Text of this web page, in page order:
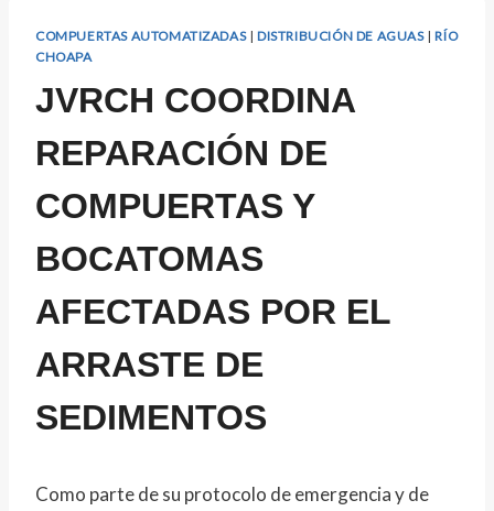
COMPUERTAS AUTOMATIZADAS|DISTRIBUCIÓN DE AGUAS|RÍO
CHOAPA
JVRCH COORDINA
REPARACIÓN DE
COMPUERTAS Y
BOCATOMAS
AFECTADAS POR EL
ARRASTE DE
SEDIMENTOS
Como parte de su protocolo de emergencia y de